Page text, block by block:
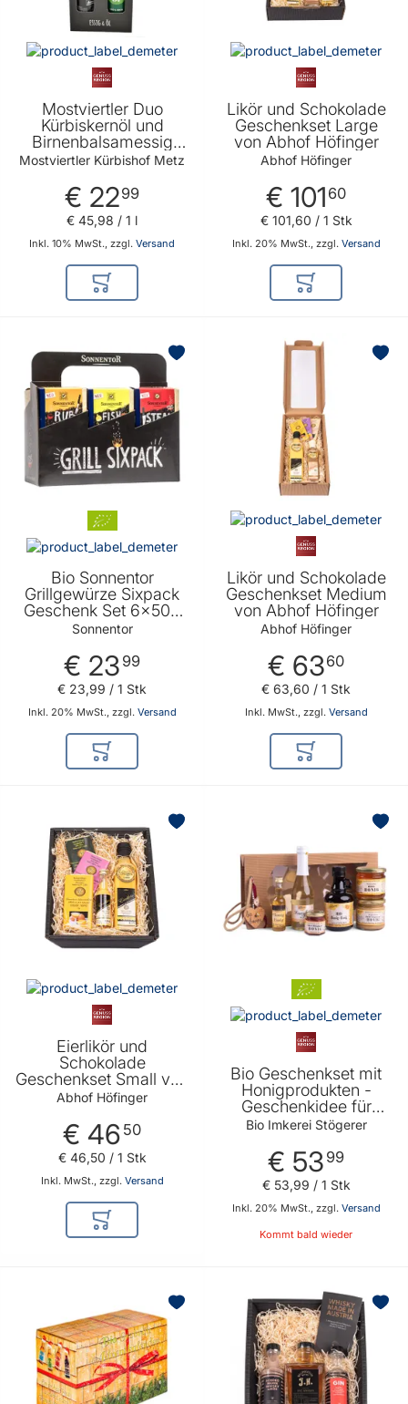
Mostviertler Duo
Kürbiskernöl und
Birnenbalsamessig
2x250ml -
Liebhaber
Mostviertler Kürbishof Metz
€ 2299
Inkl. 10% MwSt., zzgl. Versand
€ 45,98 / 1 l
In den Warenkorb
Likör und Schokolade
Geschenkset Large
von Abhof Höfinger
Abhof Höfinger
€ 101 60
Inkl. 20% MwSt., zzgl. Versand
€ 101,60 / 1 Stk
In den
Bio Sonnentor
Grillgewürze Sixpack
Geschenk Set 6x50g
von Sonnentor -
Grillmeister unter euch
Sonnentor
€ 23 99
Inkl. 20% MwSt., zzgl. Versand
€ 23,99 / 1 Stk
In den Warenkorb
Likör und Schokolade
Geschenkset Medium
von Abhof Höfinger
Abhof Höfinger
€ 6360
Inkl. MwSt., zzgl. Versand
€ 63,60 / 1 Stk
In den
Eierlikör und
Schokolade
Geschenkset Small von
Abhof Höfinger
Abhof Höfinger
€ 46 50
Inkl. MwSt., zzgl. Versand
€ 46,50 / 1 Stk
In den Warenkorb
Bio Geschenkset mit
Honigprodukten -
Geschenkidee für
jeden der Honig liebt
Bio Imkerei Stögerer
€ 53 99
Inkl. 20% MwSt., zzgl. Versand
€ 53,99 / 1 Stk
Kommt bald wieder